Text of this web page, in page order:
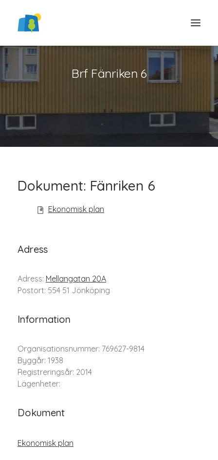
Brf Fänriken 6
Dokument: Fänriken 6
Ekonomisk plan
Adress
Adress: Mellangatan 20A
Postort: 554 51 Jönköping
Information
Organisationsnummer: 769627-9814
Byggår: 1938
Registreringsår: 2014
Lägenheter:
Dokument
Ekonomisk plan